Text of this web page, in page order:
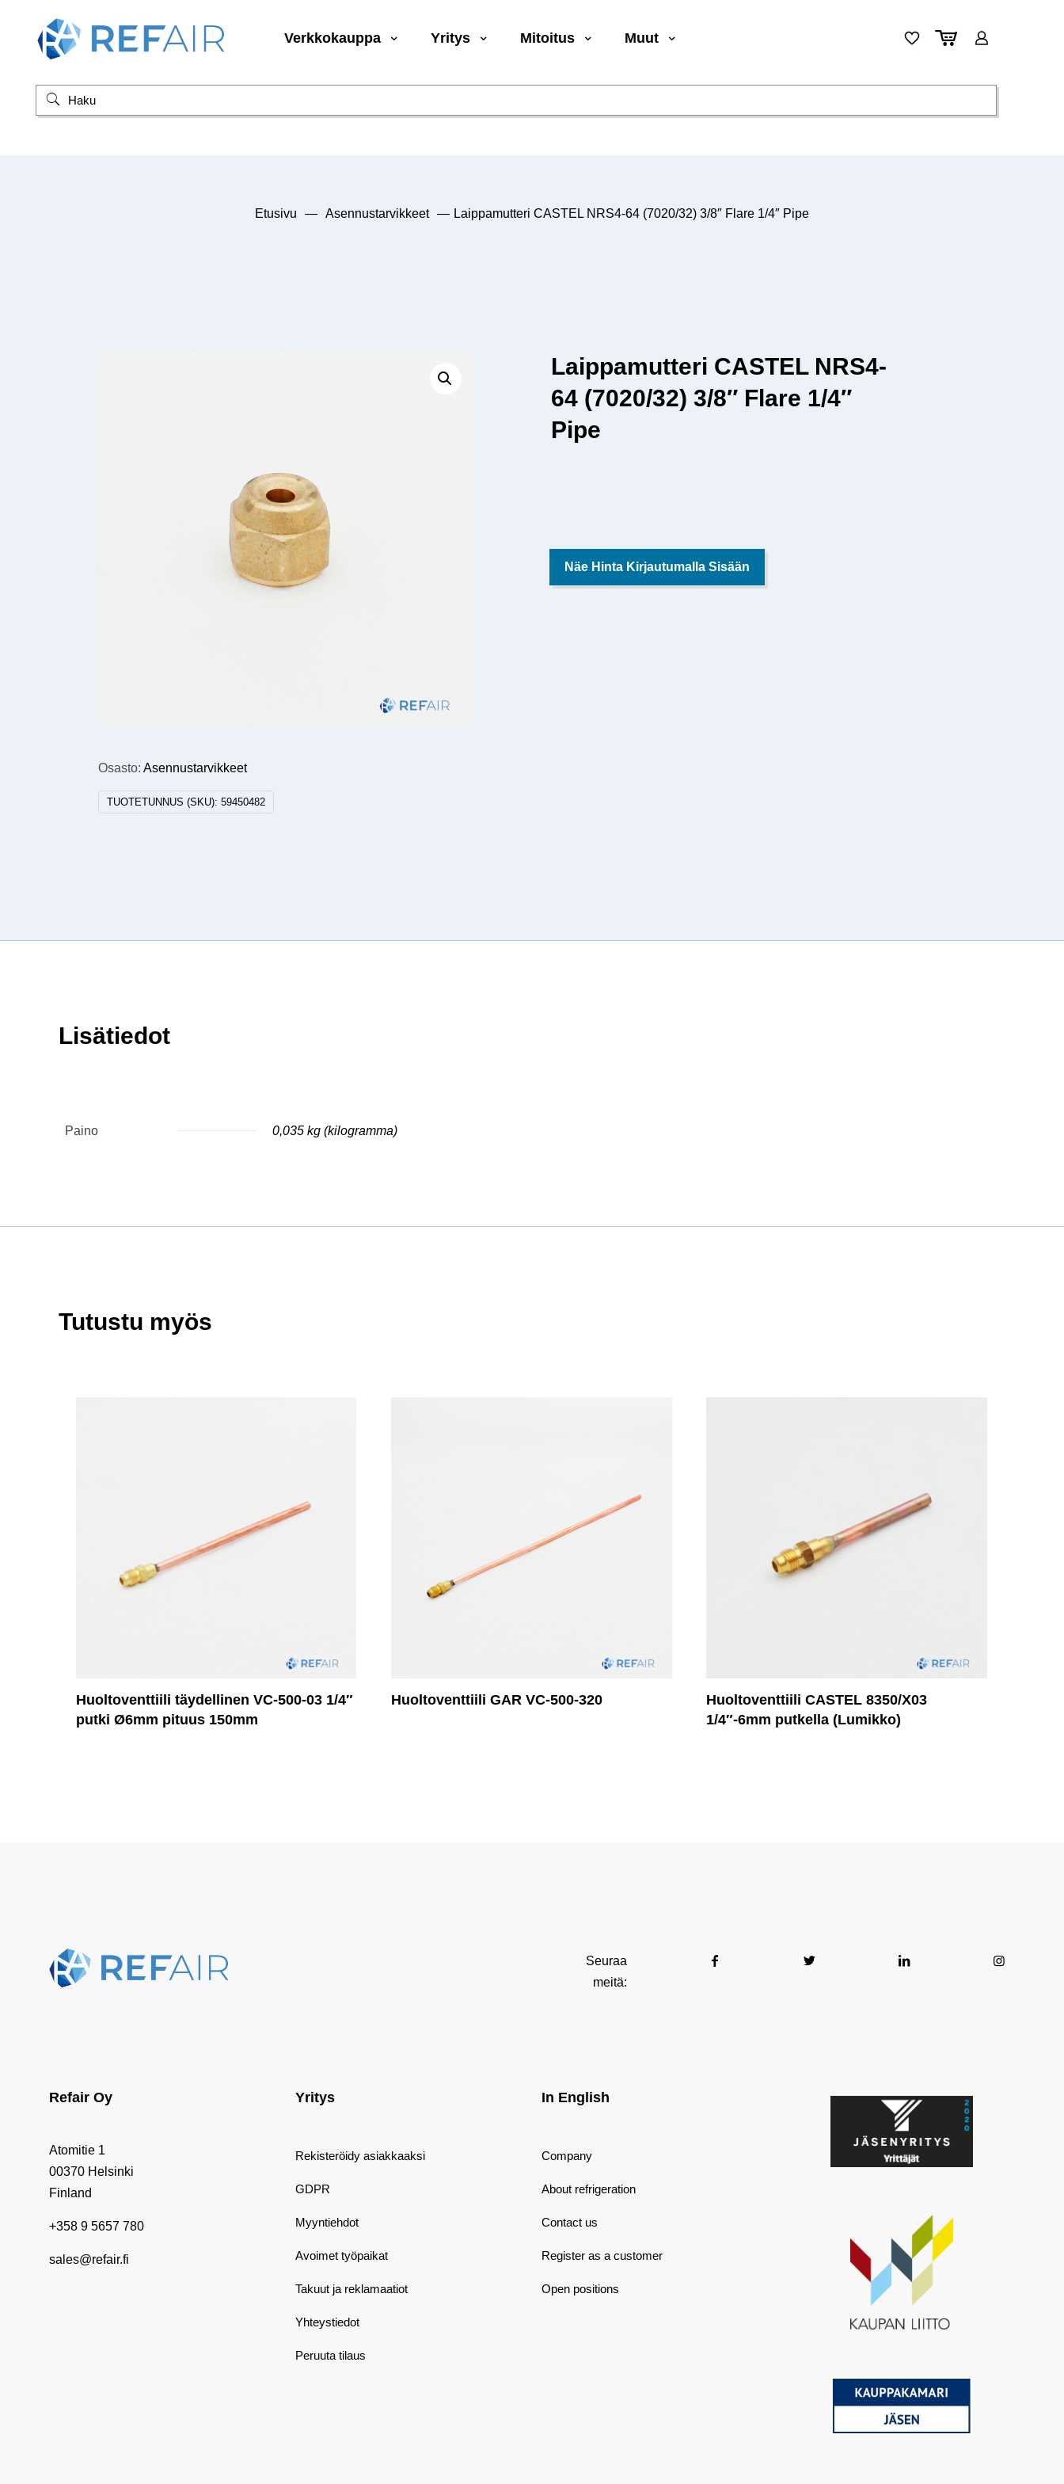
Verkkokauppa Yritys Mitoitus Muut
Etusivu — Asennustarvikkeet — Laippamutteri CASTEL NRS4-64 (7020/32) 3/8″ Flare 1/4″ Pipe
Osasto:Asennustarvikkeet
TUOTETUNNUS (SKU):59450482
Laippamutteri CASTEL NRS4-
64 (7020/32) 3/8″ Flare 1/4″
Pipe
Näe Hinta Kirjautumalla Sisään
Lisätiedot
Paino 0,035 kg (kilogramma)
Tutustu myös
Huoltoventtiili täydellinen VC-500-03 1/4″
putki Ø6mm pituus 150mm
Huoltoventtiili GAR VC-500-320
Huoltoventtiili CASTEL 8350/X03
1/4″-6mm putkella (Lumikko)
Seuraa
meitä:
Refair Oy
Atomitie 1
00370 Helsinki
Finland
+358 9 5657 780
sales@refair.fi
Yritys
Rekisteröidy asiakkaaksi
GDPR
Myyntiehdot
Avoimet työpaikat
Takuut ja reklamaatiot
Yhteystiedot
Peruuta tilaus
In English
Company
About refrigeration
Contact us
Register as a customer
Open positions